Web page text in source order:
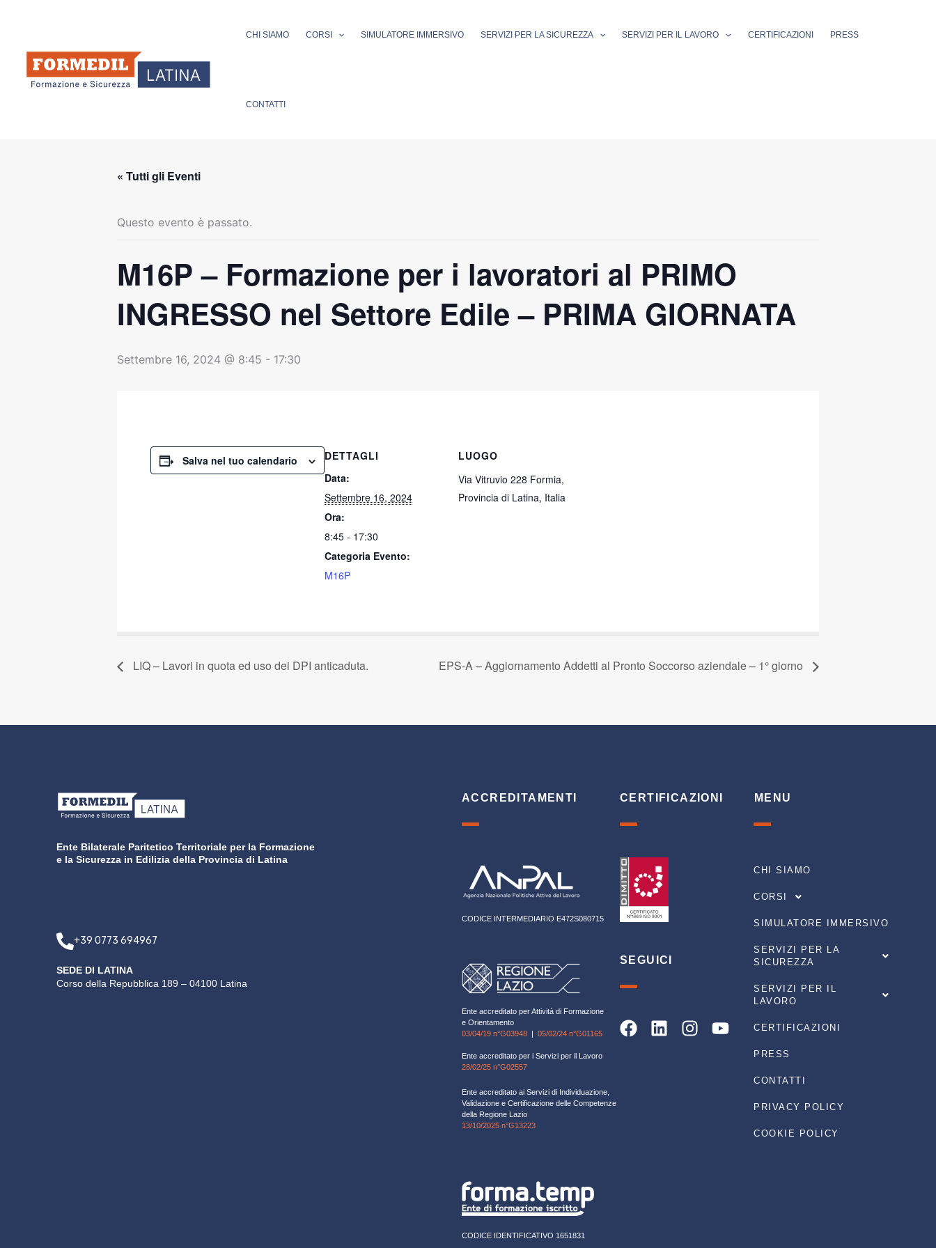
CHI SIAMO CORSI SIMULATORE IMMERSIVO SERVIZI PER LA SICUREZZA SERVIZI PER IL LAVORO CERTIFICAZIONI PRESS
CONTATTI
« Tutti gli Eventi
Questo evento è passato.
M16P – Formazione per i lavoratori al PRIMO
INGRESSO nel Settore Edile – PRIMA GIORNATA
Settembre 16, 2024 @ 8:45 - 17:30
Salva nel tuo calendario
DETTAGLI
Data:
Settembre 16, 2024
Ora:
8:45 - 17:30
Categoria Evento:
M16P
LUOGO
Via Vitruvio 228 Formia,
Provincia di Latina, Italia
LIQ – Lavori in quota ed uso dei DPI anticaduta. EPS-A – Aggiornamento Addetti al Pronto Soccorso aziendale – 1° giorno
Ente Bilaterale Paritetico Territoriale per la Formazione
e la Sicurezza in Edilizia della Provincia di Latina
+39 0773 694967
SEDE DI LATINA
Corso della Repubblica 189 – 04100 Latina
ACCREDITAMENTI
CODICE INTERMEDIARIO E472S080715
Ente accreditato per Attività di Formazione
e Orientamento
03/04/19 n°G03948 | 05/02/24 n°G01165
Ente accreditato per i Servizi per il Lavoro
28/02/25 n°G02557
Ente accreditato ai Servizi di Individuazione,
Validazione e Certificazione delle Competenze
della Regione Lazio
13/10/2025 n°G13223
CODICE IDENTIFICATIVO 1651831
CERTIFICAZIONI
SEGUICI
Facebook
Linkedin
Instagram
Youtube
MENU
CHI SIAMO
CORSI
SIMULATORE IMMERSIVO
SERVIZI PER LA
SICUREZZA
SERVIZI PER IL
LAVORO
CERTIFICAZIONI
PRESS
CONTATTI
PRIVACY POLICY
COOKIE POLICY